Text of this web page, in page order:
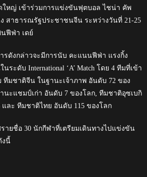
ใหญ่ เข้าร่วมการแข่งขันฟุตบอล ไชน่า คัพ
สาธารณรัฐประชาชนจีน ระหว่างวันที่ 21-25
ฟีฟ่า เดย์
รดังกล่าวจะมีการนับ คะแนนฟีฟ่า แรงกิ้ง
ระดับ International ‘A’ Match โดย 4 ทีมที่เข้า
มชาติจีน ในฐานะเจ้าภาพ อันดับ 72 ของ
นะแชมป์เก่า อันดับ 7 ของโลก, ทีมชาติอุซเบกิ
ละ ทีมชาติไทย อันดับ 115 ของโลก
ายชื่อ 30 นักกีฬาที่เตรียมเดินทางไปแข่งขัน
งนี้